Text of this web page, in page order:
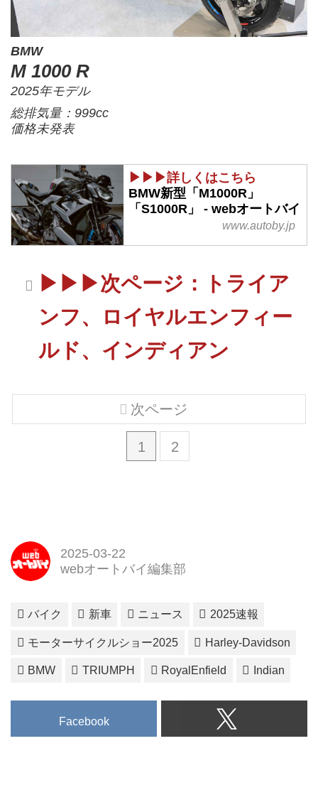
BMW
M 1000 R
2025年モデル
総排気量：999cc
価格未発表
▶▶▶詳しくはこちら
BMW新型「M1000R」
「S1000R」 - webオートバイ
www.autoby.jp
▶▶▶次ページ：トライア
ンフ、ロイヤルエンフィー
ルド、インディアン
1 2
次ページ
2025-03-22
webオートバイ編集部
バイク 新車 ニュース 2025速報
モーターサイクルショー2025 Harley-Davidson
BMW TRIUMPH RoyalEnfield Indian
Facebook